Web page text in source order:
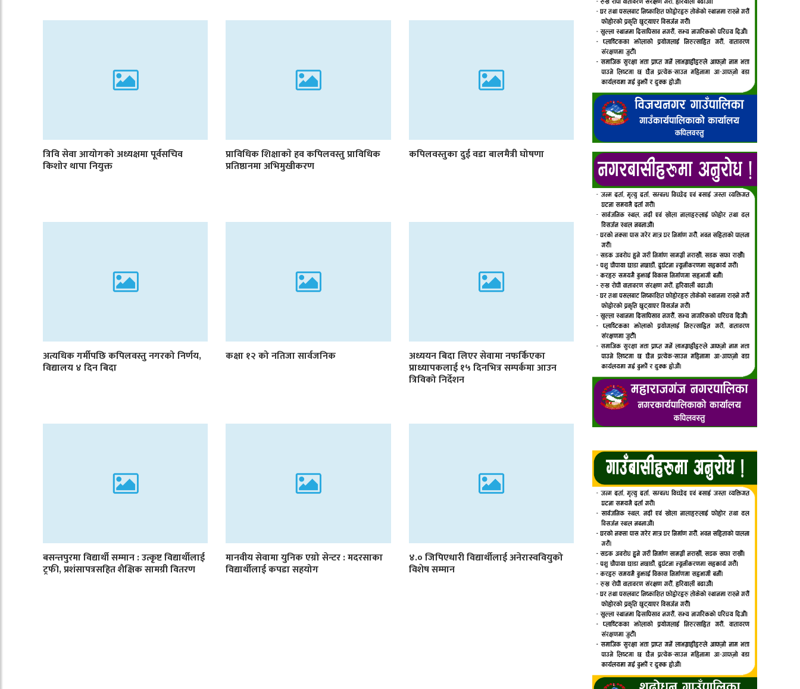
त्रिवि सेवा आयोगको अध्यक्षमा पूर्वसचिव
किशोर थापा नियुक्त
प्राविधिक शिक्षाकाे हव कपिलवस्तु प्राविधिक
प्रतिष्ठानमा अभिमुखीकरण
कपिलवस्तुका दुई वडा बालमैत्री घोषणा
अत्यधिक गर्मीपछि कपिलवस्तु नगरको निर्णय,
विद्यालय ४ दिन बिदा
कक्षा १२ को नतिजा सार्वजनिक अध्ययन बिदा लिएर सेवामा नफर्किएका
प्राध्यापकलाई १५ दिनभित्र सम्पर्कमा आउन
त्रिविको निर्देशन
बसन्तपुरमा विद्यार्थी सम्मान : उत्कृष्ट विद्यार्थीलाई
ट्रफी, प्रशंसापत्रसहित शैक्षिक सामग्री वितरण
मानवीय सेवामा युनिक एग्रो सेन्टर : मदरसाका
विद्यार्थीलाई कपडा सहयोग
४.० जिपिएधारी विद्यार्थीलाई अनेरास्ववियुको
विशेष सम्मान